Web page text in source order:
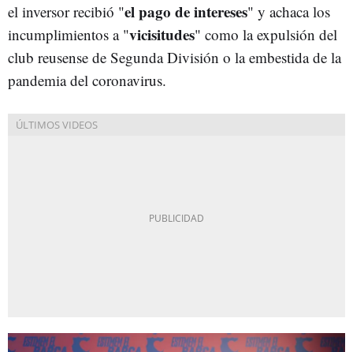
el inversor recibió "el pago de intereses" y achaca los
incumplimientos a "vicisitudes" como la expulsión del
club reusense de Segunda División o la embestida de la
pandemia del coronavirus.